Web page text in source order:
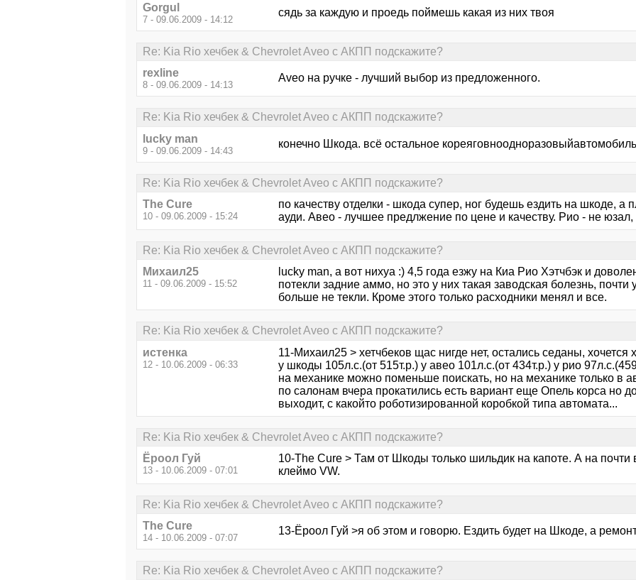
Gorgul
7 - 09.06.2009 - 14:12
сядь за каждую и проедь поймешь какая из них твоя
Re: Kia Rio хечбек & Chevrolet Aveo с АКПП подскажите?
rexline
8 - 09.06.2009 - 14:13
Aveo на ручке - лучший выбор из предложенного.
Re: Kia Rio хечбек & Chevrolet Aveo с АКПП подскажите?
lucky man
9 - 09.06.2009 - 14:43
конечно Шкода. всё остальное кореяговноодноразовыйавтомобиль
Re: Kia Rio хечбек & Chevrolet Aveo с АКПП подскажите?
The Cure
10 - 09.06.2009 - 15:24
по качеству отделки - шкода супер, ног будешь ездить на шкоде, а
ауди. Авео - лучшее предлжение по цене и качеству. Рио - не юзал,
Re: Kia Rio хечбек & Chevrolet Aveo с АКПП подскажите?
Михаил25
11 - 09.06.2009 - 15:52
lucky man, а вот нихуа :) 4,5 года езжу на Киа Рио Хэтчбэк и
потекли задние аммо, но это у них такая заводская болезнь,
больше не текли. Кроме этого только расходники менял и все.
Re: Kia Rio хечбек & Chevrolet Aveo с АКПП подскажите?
истенка
12 - 10.06.2009 - 06:33
11-Михаил25 > хетчбеков щас нигде нет, остались седаны, хочется
у шкоды 105л.с.(от 515т.р.) у авео 101л.с.(от 434т.р.) у рио
на механике можно поменьше поискать, но на механике только в
по салонам вчера прокатились есть вариант еще Опель корса но
выходит, с какойто роботизированной коробкой типа автомата...
Re: Kia Rio хечбек & Chevrolet Aveo с АКПП подскажите?
Ёроол Гуй
13 - 10.06.2009 - 07:01
10-The Cure > Там от Шкоды только шильдик на капоте. А на почти
клеймо VW.
Re: Kia Rio хечбек & Chevrolet Aveo с АКПП подскажите?
The Cure
14 - 10.06.2009 - 07:07
13-Ёроол Гуй >я об этом и говорю. Ездить будет на Шкоде, а
Re: Kia Rio хечбек & Chevrolet Aveo с АКПП подскажите?